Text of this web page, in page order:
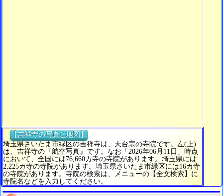
【吉祥寺の写真と地図】
埼玉県さいたま市緑区の吉祥寺は、天台宗の寺院です。左(上)
は、吉祥寺の『航空写真』です。なお「2026年06月11日」時点
において、全国には76,660カ寺の寺院があります。埼玉県には
2,225カ寺の寺院があります。埼玉県さいたま市緑区には16カ寺
の寺院があります。寺院の検索は、メニューの【全文検索】に
寺院名などを入力してください。